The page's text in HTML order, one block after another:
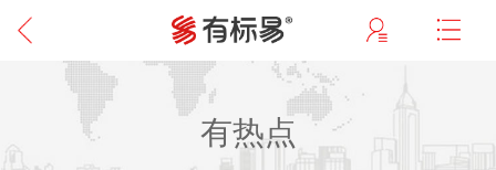
有热点